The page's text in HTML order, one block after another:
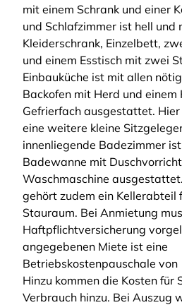
mit einem Schrank und einer
und Schlafzimmer ist hell und
Kleiderschrank, Einzelbett,
und einem Esstisch mit zwei
Einbauküche ist mit allen
Backofen mit Herd und einem
Gefrierfach ausgestattet.
eine weitere kleine
innenliegende Badezimmer
Badewanne mit
Waschmaschine
gehört zudem ein Kellerabteil
Stauraum. Bei Anmietung
Haftpflichtversicherung
angegebenen Miete ist eine
Betriebskostenpauschale
Hinzu kommen die Kosten für
Verbrauch hinzu. Bei Auszug